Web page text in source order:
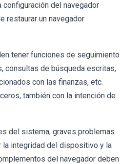
del navegador
restaurar un navegador
tener funciones de seguimiento
consultas de búsqueda escritas,
con las finanzas, etc.
también con la intención de
del sistema, graves problemas
la integridad del dispositivo y la
del navegador deben